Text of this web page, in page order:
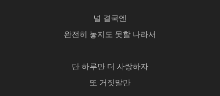
널 결국엔
완전히 놓지도 못할 나라서
단 하루만 더 사랑하자
또 거짓말만